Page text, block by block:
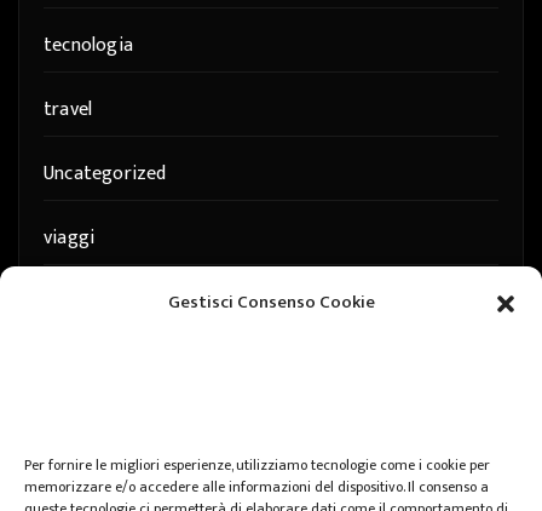
Gestisci Consenso Cookie
Per fornire le migliori esperienze, utilizziamo tecnologie come i cookie per
memorizzare e/o accedere alle informazioni del dispositivo. Il consenso a
tecnologia
travel
Uncategorized
viaggi